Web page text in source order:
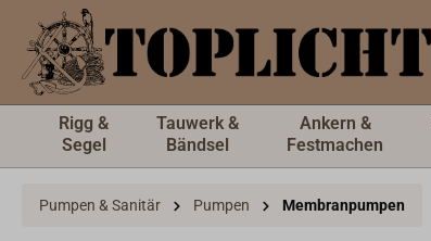
springen
Rigg &
Segel
Tauwerk &
Bändsel
Ankern &
Festmachen
Pumpen & Sanitär Pumpen Membranpumpen